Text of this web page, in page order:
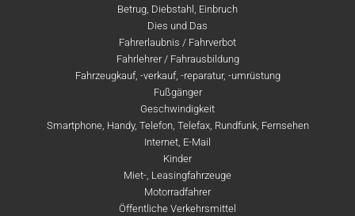
Betrug, Diebstahl, Einbruch
Dies und Das
Fahrerlaubnis / Fahrverbot
Fahrlehrer / Fahrausbildung
Fahrzeugkauf, -verkauf, -reparatur, -umrüstung
Fußgänger
Geschwindigkeit
Smartphone, Handy, Telefon, Telefax, Rundfunk, Fernsehen
Internet, E-Mail
Kinder
Miet-, Leasingfahrzeuge
Motorradfahrer
Öffentliche Verkehrsmittel